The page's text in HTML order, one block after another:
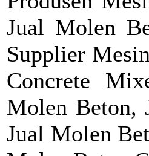
Jual Molen
Supplier
Concrete
Molen Beton,
Jual Molen